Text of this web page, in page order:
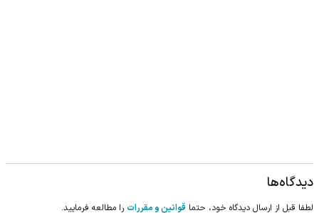
دیدگاه‌ها
لطفا قبل از ارسال دیدگاه خود، حتما قوانین و مقررات را مطالعه فرمایید.